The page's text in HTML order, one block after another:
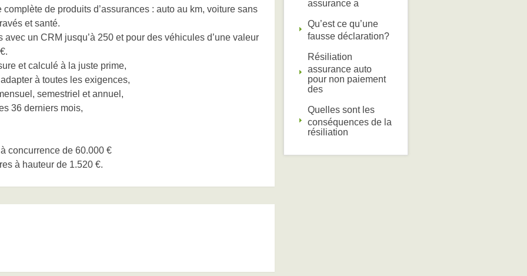
de produits d’assurances : auto au km, voiture sans
et santé.
un CRM jusqu’à 250 et pour des véhicules d’une valeur
et calculé à la juste prime,
à toutes les exigences,
semestriel et annuel,
36 derniers mois,
concurrence de 60.000 €
à hauteur de 1.520 €.
assurance a
Qu’est ce qu’une
fausse déclaration?
Résiliation
assurance auto
pour non paiement
des
Quelles sont les
conséquences de la
résiliation